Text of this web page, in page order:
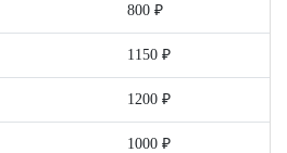
800 ₽
1150 ₽
1200 ₽
1000 ₽